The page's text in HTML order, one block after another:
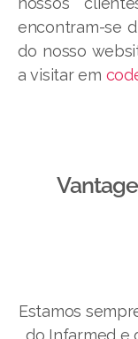
encontram-se
do nosso
a visitar em
Estamos